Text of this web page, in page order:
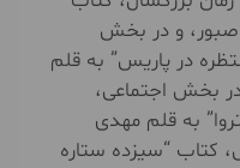
صبور، و در بخش
در پاریس” به قلم
بخش اجتماعی،
به قلم مهدی
کتاب “سیزده ستاره